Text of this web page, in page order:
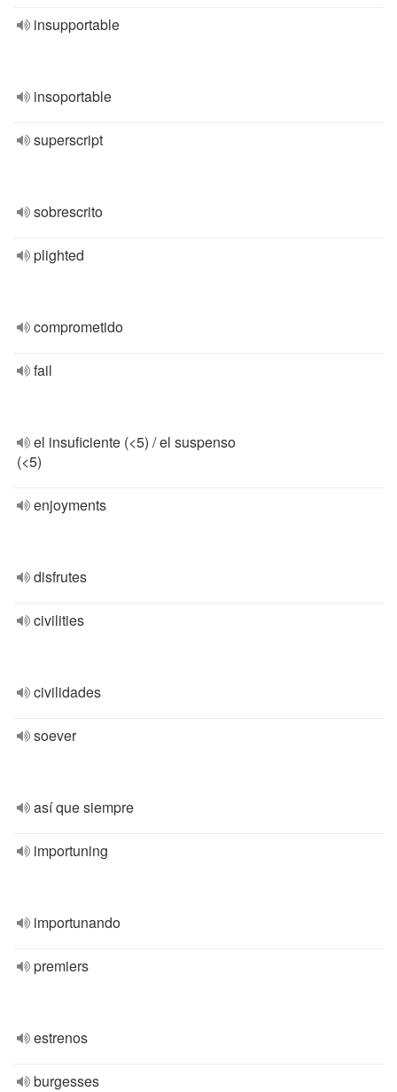
insupportable
insoportable
superscript
sobrescrito
plighted
comprometido
fail
el insuficiente (<5) / el suspenso
(<5)
enjoyments
disfrutes
civilities
civilidades
soever
así que siempre
importuning
importunando
premiers
estrenos
burgesses